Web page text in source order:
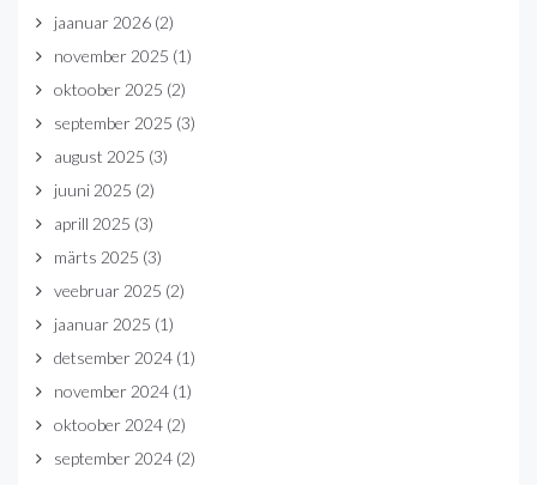
jaanuar 2026 (2)
november 2025 (1)
oktoober 2025 (2)
september 2025 (3)
august 2025 (3)
juuni 2025 (2)
aprill 2025 (3)
märts 2025 (3)
veebruar 2025 (2)
jaanuar 2025 (1)
detsember 2024 (1)
november 2024 (1)
oktoober 2024 (2)
september 2024 (2)